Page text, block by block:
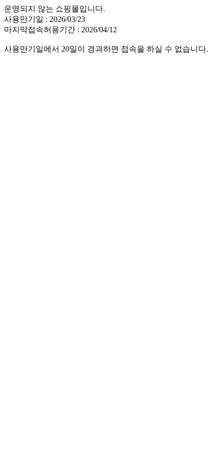
운영되지 않는 쇼핑몰입니다.
사용만기일 : 2026/03/23
마지막접속허용기간 : 2026/04/12
사용만기일에서 20일이 경과하면 접속을 하실 수 없습니다.